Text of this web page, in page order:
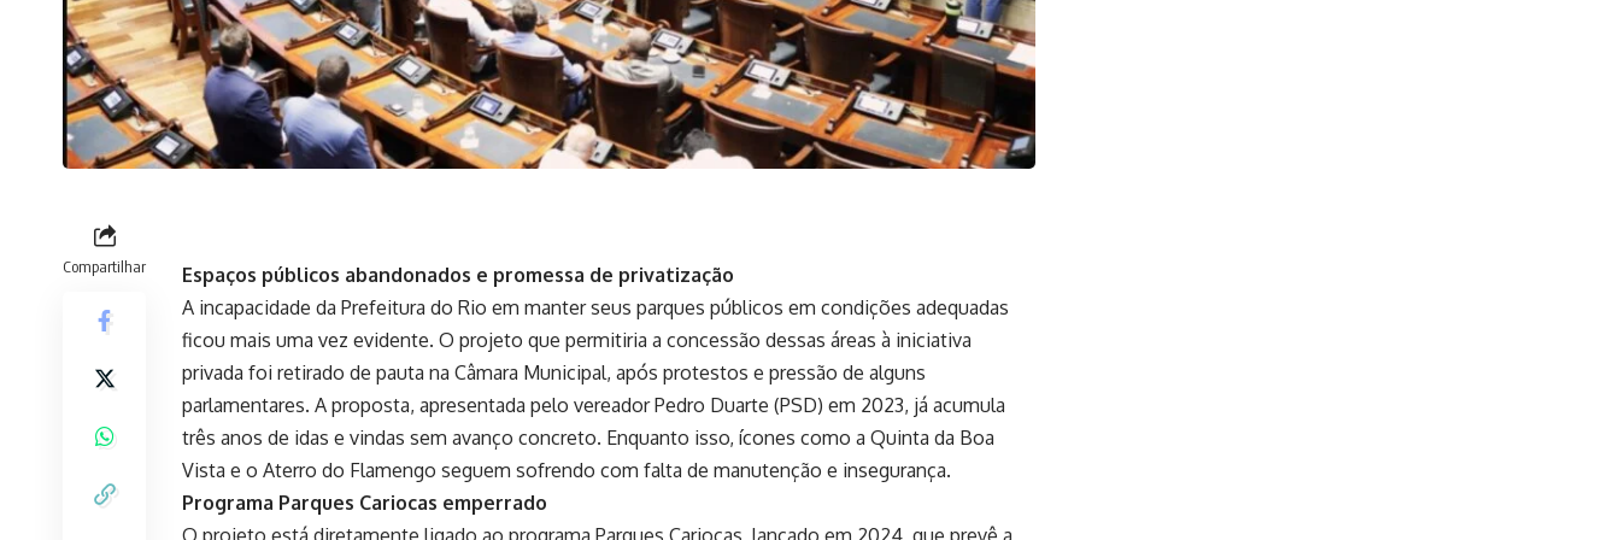
Compartilhar
Espaços públicos abandonados e promessa de privatização
A incapacidade da Prefeitura do Rio em manter seus parques públicos em condições adequadas
ficou mais uma vez evidente. O projeto que permitiria a concessão dessas áreas à iniciativa
privada foi retirado de pauta na Câmara Municipal, após protestos e pressão de alguns
parlamentares. A proposta, apresentada pelo vereador Pedro Duarte (PSD) em 2023, já acumula
três anos de idas e vindas sem avanço concreto. Enquanto isso, ícones como a Quinta da Boa
Vista e o Aterro do Flamengo seguem sofrendo com falta de manutenção e insegurança.
Programa Parques Cariocas emperrado